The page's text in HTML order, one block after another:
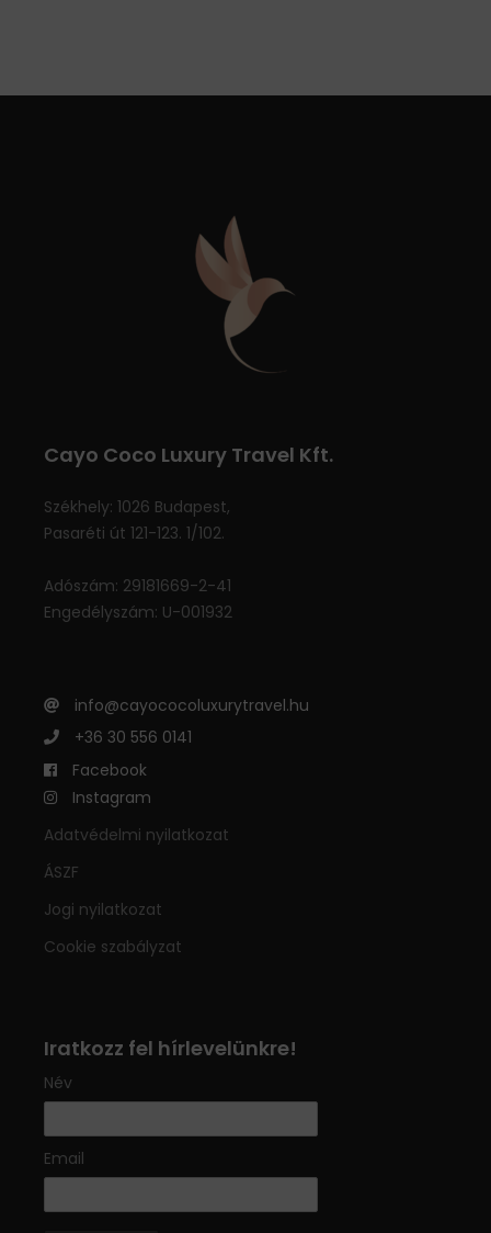
Cayo Coco Luxury Travel Kft.
Székhely: 1026 Budapest,
Pasaréti út 121-123. 1/102.
Adószám: 29181669-2-41
Engedélyszám: U-001932
info@cayococoluxurytravel.hu
+36 30 556 0141
Facebook
Instagram
Adatvédelmi nyilatkozat
ÁSZF
Jogi nyilatkozat
Cookie szabályzat
Iratkozz fel hírlevelünkre!
Név
Email